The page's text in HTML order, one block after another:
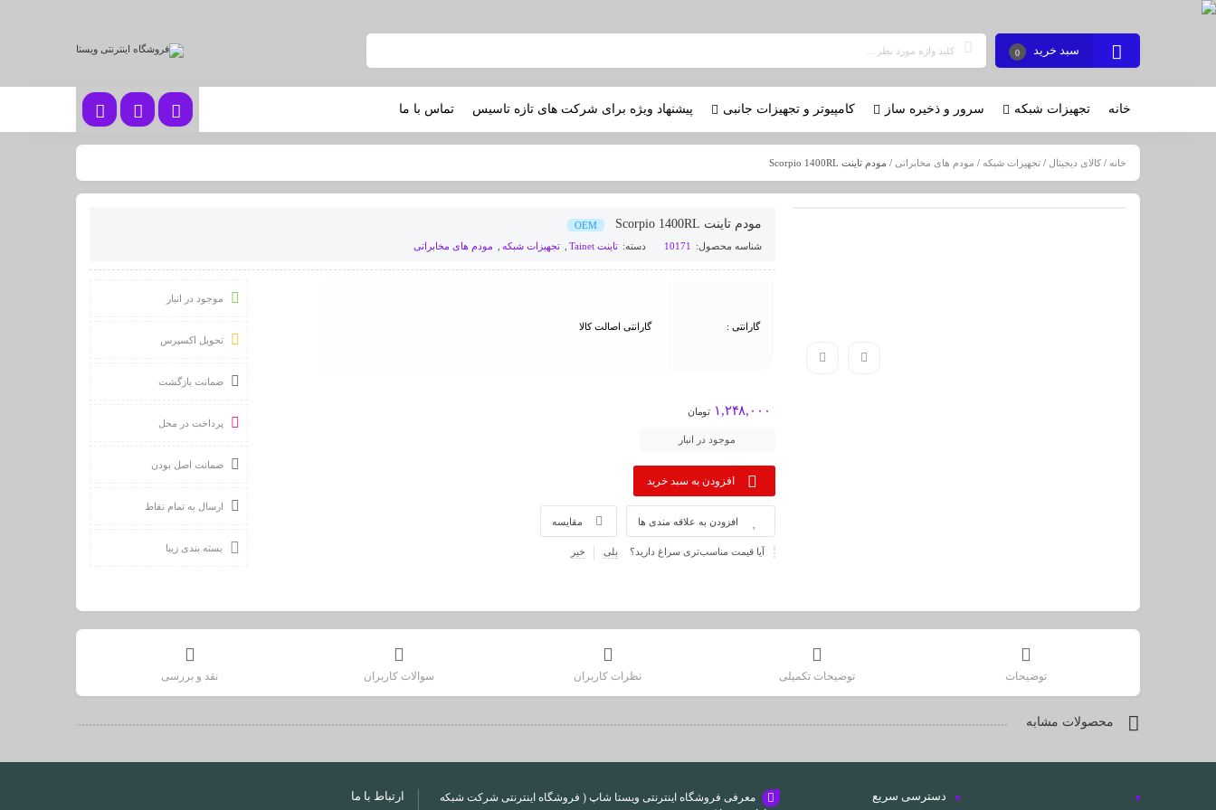
سبد خرید 0
خانه تجهیزات شبکه سرور و ذخیره ساز کامپیوتر و تجهیزات جانبی پیشنهاد ویژه برای شرکت های تازه تاسیس تماس با ما
خانه / کالای دیجیتال / تجهیزات شبکه / مودم های مخابراتی / مودم تاینت Scorpio 1400RL
مودم تاینت Scorpio 1400RL
OEM
شناسه محصول:
10171 دسته: تاینت Tainet تجهیزات شبکه مودم های مخابراتی
گارانتی : گارانتی اصالت کالا
۱,۲۴۸,۰۰۰ تومان
موجود در انبار
افزودن به سبد خرید
مقایسه افزودن به علاقه مندی ها
آیا قیمت مناسب‌تری سراغ دارید؟ بلی خیر
موجود در انبار
تحویل اکسپرس
ضمانت بازگشت
پرداخت در محل
ضمانت اصل بودن
ارسال به تمام نقاط
بسته بندی زیبا
توضیحات توضیحات تکمیلی نظرات کاربران سوالات کاربران نقد و بررسی
محصولات مشابه
دسترسی سریع
معرفی فروشگاه اینترنتی ویستا شاپ ( فروشگاه اینترنتی شرکت شبکه
ارتباط با ما